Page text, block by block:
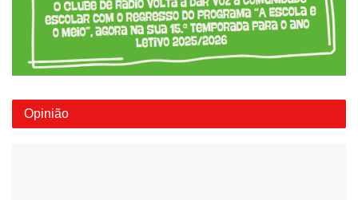
Opinião